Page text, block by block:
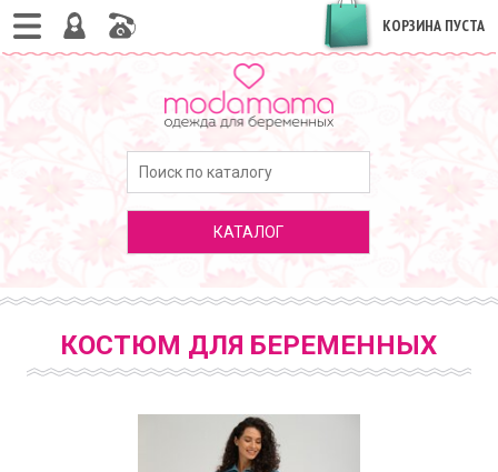
КОРЗИНА ПУСТА
КАТАЛОГ
КОСТЮМ ДЛЯ БЕРЕМЕННЫХ